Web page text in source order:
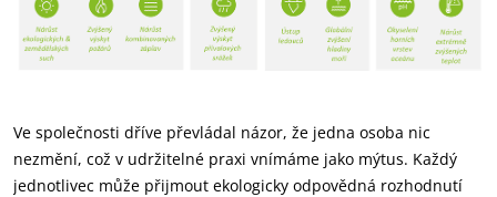
Ve společnosti dříve převládal názor, že jedna osoba nic
nezmění, což v udržitelné praxi vnímáme jako mýtus. Každý
jednotlivec může přijmout ekologicky odpovědná rozhodnutí